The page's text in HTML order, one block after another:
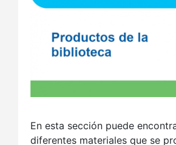
En esta sección puede
diferentes materiales que se